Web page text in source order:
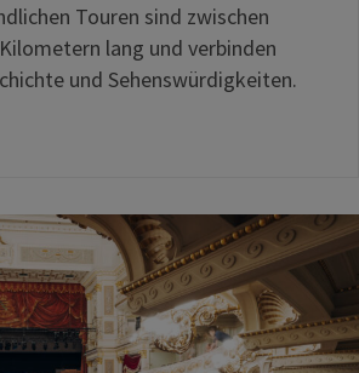
Touren sind zwischen
lang und verbinden
und Sehenswürdigkeiten.